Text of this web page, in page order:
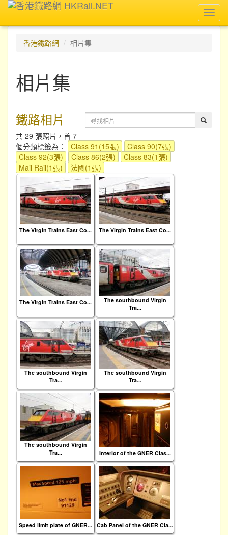
香港鐵路網
相片集
相片集
鐵路相片
共 29 張照片，首 7
個分類標籤為：
Class 91(15張)
Class 90(7張)
Class 92(3張)
Class 86(2張)
Class 83(1張)
Mail Rail(1張)
法國(1張)
The Virgin Trains East Co... The Virgin Trains East Co...
The Virgin Trains East Co...
The southbound Virgin
Tra...
The southbound Virgin
Tra...
The southbound Virgin
Tra...
The southbound Virgin
Tra...
Interior of the GNER Clas...
Speed limit plate of GNER... Cab Panel of the GNER Cla...